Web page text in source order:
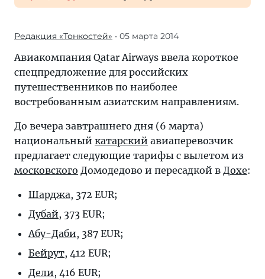
Редакция «Тонкостей» • 05 марта 2014
Авиакомпания Qatar Airways ввела короткое
спецпредложение для российских
путешественников по наиболее
востребованным азиатским направлениям.
До вечера завтрашнего дня (6 марта)
национальный катарский авиаперевозчик
предлагает следующие тарифы с вылетом из
московского Домодедово и пересадкой в Дохе:
Шарджа, 372 EUR;
Дубай, 373 EUR;
Абу-Даби, 387 EUR;
Бейрут, 412 EUR;
Дели, 416 EUR;